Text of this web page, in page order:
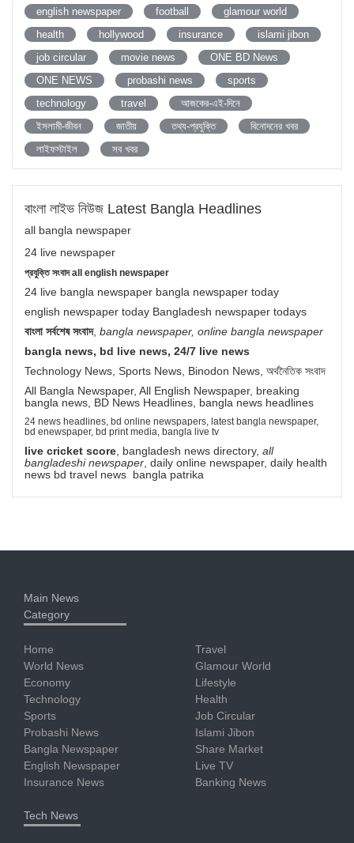
english newspaper
football
glamour world
health
hollywood insurance
islami jibon
job circular
movie news
ONE BD News
ONE NEWS
probashi news
sports
technology
travel
আজকের-এই-দিনে
ইসলামী-জীবন
জাতীয় তথ্য-প্রযুক্তি
বিনোদনের খবর
লাইফস্টাইল
সব খবর
বাংলা লাইভ নিউজ Latest Bangla Headlines
all bangla newspaper
24 live newspaper
প্রযুক্তি সংবাদ all english newspaper
24 live bangla newspaper bangla newspaper today
english newspaper today Bangladesh newspaper todays
বাংলা সর্বশেষ সংবাদ, bangla newspaper, online bangla newspaper
bangla news, bd live news, 24/7 live news
Technology News, Sports News, Binodon News, অর্থনৈতিক সংবাদ
All Bangla Newspaper, All English Newspaper, breaking
bangla news, BD News Headlines, bangla news headlines
24 news headlines, bd online newspapers, latest bangla newspaper,
bd enewspaper, bd print media, bangla live tv
live cricket score, bangladesh news directory, all
bangladeshi newspaper, daily online newspaper, daily health
news bd travel news bangla patrika
Main News
Category
Home
World News
Economy
Technology
Sports
Probashi News
Bangla Newspaper
English Newspaper
Insurance News
Travel
Glamour World
Lifestyle
Health
Job Circular
Islami Jibon
Share Market
Live TV
Banking News
Tech News